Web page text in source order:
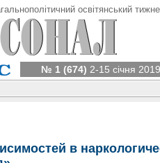
освітянський
№ 1 (674) 2-15 січня
в